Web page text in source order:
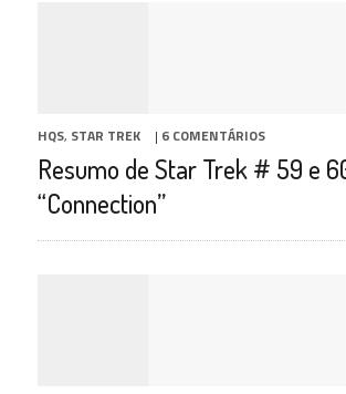
HQS, STAR TREK | 6 COMENTÁRIOS
Resumo de Star Trek # 59 e
“Connection”